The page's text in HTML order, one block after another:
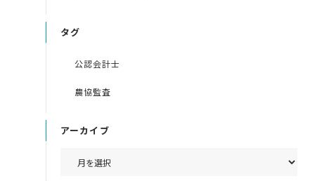
タグ
公認会計士
農協監査
アーカイブ